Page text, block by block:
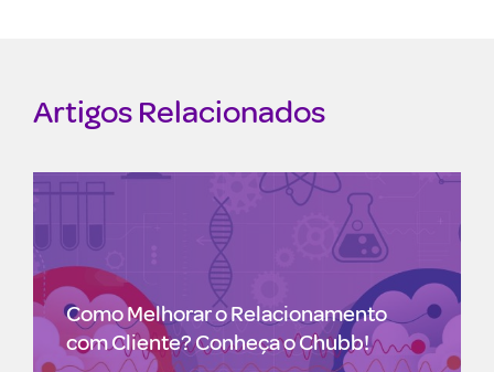
Artigos Relacionados
Como Melhorar o Relacionamento
com Cliente? Conheça o Chubb!